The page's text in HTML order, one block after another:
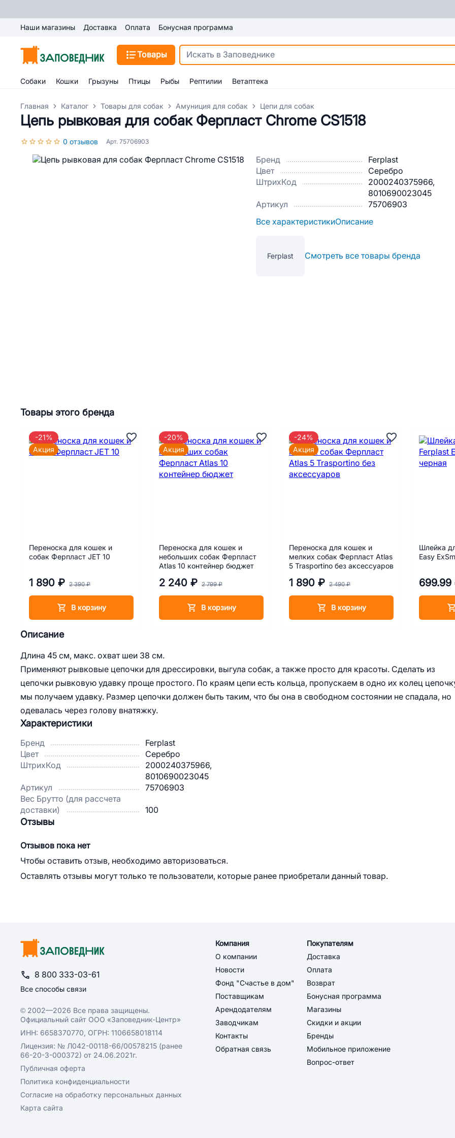
Наши магазины Доставка Оплата Бонусная программа
Товары
Собаки Кошки Грызуны Птицы Рыбы Рептилии Ветаптека
Главная Каталог Товары для собак Амуниция для собак Цепи для собак
Цепь рывковая для собак Ферпласт Chrome СS1518
0 отзывов Арт. 75706903
Бренд
Ferplast
Цвет
Серебро
ШтрихКод
2000240375966,
8010690023045
Артикул
75706903
Все характеристикиОписание
Ferplast Смотреть все товары бренда
Описание
Длина 45 см, макс. охват шеи 38 см.
Применяют рывковые цепочки для дрессировки, выгула собак, а также просто для красоты. Сделать из
цепочки рывковую удавку проще простого. По краям цепи есть кольца, пропускаем в одно их колец
мы получаем удавку. Размер цепочки должен быть таким, что бы она в свободном состоянии не спадала, но
одевалась через голову внатяжку.
Товары этого бренда
Переноска для кошек и
собак Ферпласт JET 10
1 890 ₽ 2 390 ₽
В корзину
-21%
Акция
Переноска для кошек и
небольших собак Ферпласт
Atlas 10 контейнер бюджет
2 240 ₽ 2 799 ₽
В корзину
-20%
Акция
Переноска для кошек и
мелких собак Ферпласт Atlas
5 Trasportino без аксессуаров
1 890 ₽ 2 490 ₽
В корзину
-24%
Акция
Шлейка
Easy
699.99
Характеристики
Бренд
Ferplast
Цвет
Серебро
ШтрихКод
2000240375966,
8010690023045
Артикул
75706903
Вес Брутто (для рассчета
доставки)
100
Отзывы
Отзывов пока нет
Чтобы оставить отзыв, необходимо авторизоваться.
Оставлять отзывы могут только те пользователи, которые ранее приобретали данный товар.
8 800 333-03-61
Все способы связи
© 2002—2026 Все права защищены.
Официальный сайт ООО «Заповедник-Центр»
ИНН: 6658370770, ОГРН: 1106658018114
Лицензия: № Л042-00118-66/00578215 (ранее
66-20-3-000372) от 24.06.2021г.
Публичная оферта
Политика конфиденциальности
Согласие на обработку персональных данных
Карта сайта
Компания
О компании
Новости
Фонд "Счастье в дом"
Поставщикам
Арендодателям
Заводчикам
Контакты
Обратная связь
Покупателям
Доставка
Оплата
Возврат
Бонусная программа
Магазины
Скидки и акции
Бренды
Мобильное приложение
Вопрос-ответ